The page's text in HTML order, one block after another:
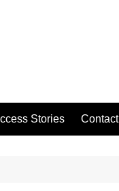
Stories Contact